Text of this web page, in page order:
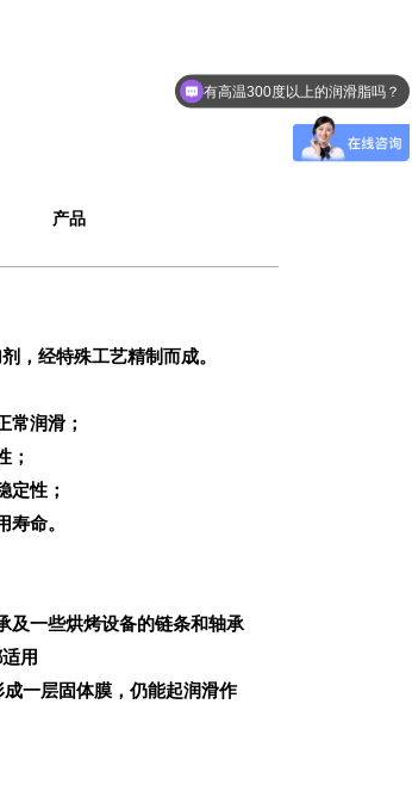
产品
，经特殊工艺精制而成。
常润滑；
；
定性；
命。
及一些烘烤设备的链条和轴承
用
一层固体膜，仍能起润滑作
有高温300度以上的润滑脂吗？